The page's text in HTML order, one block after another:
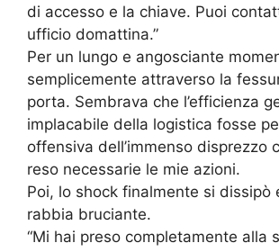
di accesso e la chiave. Puoi
ufficio domattina.”
Per un lungo e angosciante
semplicemente attraverso la
porta. Sembrava che l’efficienza
implacabile della logistica fosse
offensiva dell’immenso disprezzo
reso necessarie le mie azioni.
Poi, lo shock finalmente si dissipò
rabbia bruciante.
“Mi hai preso completamente alla